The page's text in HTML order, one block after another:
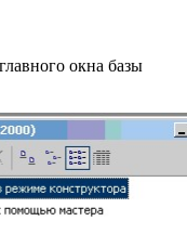
главного окна базы